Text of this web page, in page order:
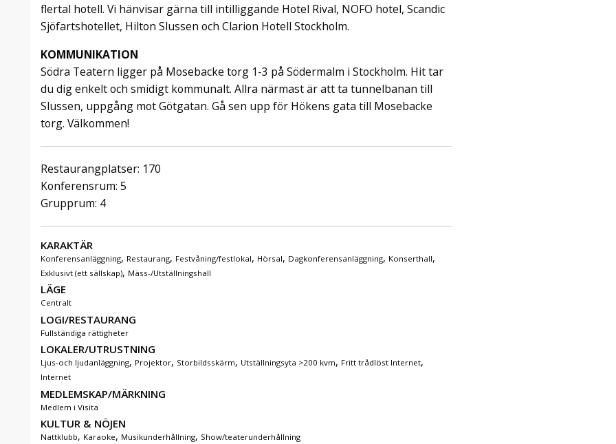
flertal hotell. Vi hänvisar gärna till intilliggande Hotel Rival, NOFO hotel, Scandic
Sjöfartshotellet, Hilton Slussen och Clarion Hotell Stockholm.
KOMMUNIKATION
Södra Teatern ligger på Mosebacke torg 1-3 på Södermalm i Stockholm. Hit tar
du dig enkelt och smidigt kommunalt. Allra närmast är att ta tunnelbanan till
Slussen, uppgång mot Götgatan. Gå sen upp för Hökens gata till Mosebacke
torg. Välkommen!
Restaurangplatser: 170
Konferensrum: 5
Grupprum: 4
KARAKTÄR
Konferensanläggning, Restaurang, Festvåning/festlokal, Hörsal, Dagkonferensanläggning, Konserthall,
Exklusivt (ett sällskap), Mäss-/Utställningshall
LÄGE
Centralt
LOGI/RESTAURANG
Fullständiga rättigheter
LOKALER/UTRUSTNING
Ljus-och ljudanläggning, Projektor, Storbildsskärm, Utställningsyta >200 kvm, Fritt trådlöst Internet,
Internet
MEDLEMSKAP/MÄRKNING
Medlem i Visita
KULTUR & NÖJEN
Nattklubb, Karaoke, Musikunderhållning, Show/teaterunderhållning